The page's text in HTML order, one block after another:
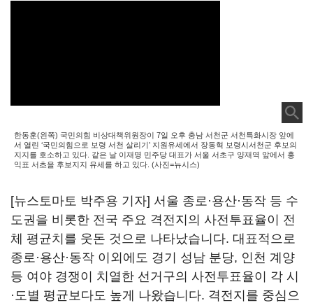
한동훈(왼쪽) 국민의힘 비상대책위원장이 7일 오후 충남 서천군 서천특화시장 앞에
서 열린 ‘국민의힘으로 보령 서천 살리기’ 지원유세에서 장동혁 보령시서천군 후보의
지지를 호소하고 있다. 같은 날 이재명 민주당 대표가 서울 서초구 양재역 앞에서 홍
익표 서초을 후보지지 유세를 하고 있다. (사진=뉴시스)
[뉴스토마토 박주용 기자] 서울 종로·용산·동작 등 수
도권을 비롯한 전국 주요 격전지의 사전투표율이 전
체 평균치를 웃돈 것으로 나타났습니다. 대표적으로
종로·용산·동작 이외에도 경기 성남 분당, 인천 계양
등 여야 경쟁이 치열한 선거구의 사전투표율이 각 시
·도별 평균보다도 높게 나왔습니다. 격전지를 중심으